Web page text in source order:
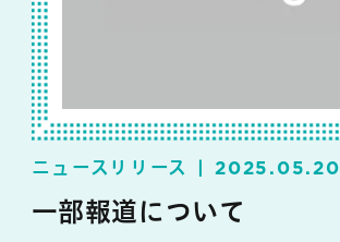
ニュースリリース 2025.05.20
一部報道について